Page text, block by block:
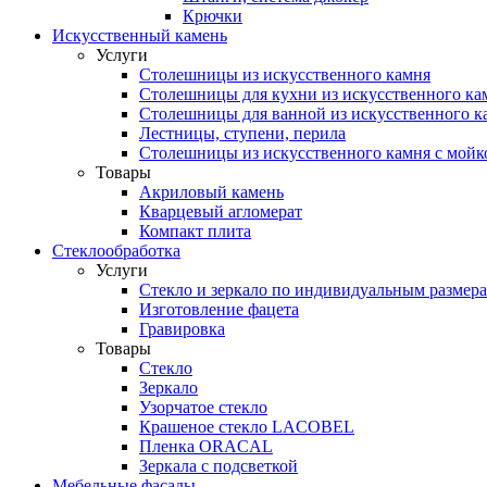
Крючки
Искусственный камень
Услуги
Столешницы из искусственного камня
Столешницы для кухни из искусственного
Столешницы для ванной из искусственного
Лестницы, ступени, перила
Столешницы из искусственного камня с
Товары
Акриловый камень
Кварцевый агломерат
Компакт плита
Стеклообработка
Услуги
Стекло и зеркало по индивидуальным
Изготовление фацета
Гравировка
Товары
Стекло
Зеркало
Узорчатое стекло
Крашеное стекло LACOBEL
Пленка ORACAL
Зеркала с подсветкой